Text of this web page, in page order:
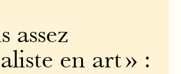
assez
en art » :